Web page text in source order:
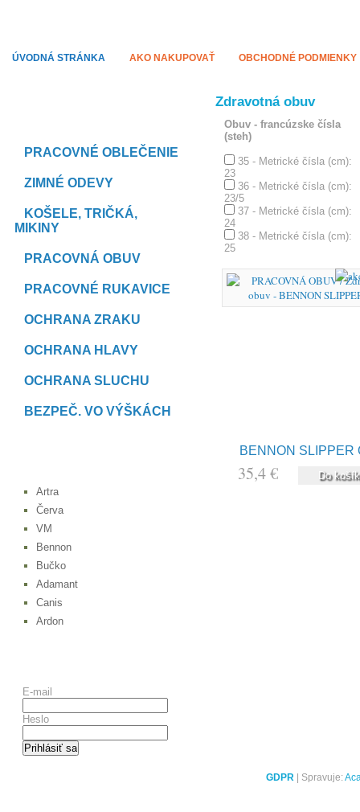
ÚVODNÁ STRÁNKA AKO NAKUPOVAŤ OBCHODNÉ PODMIENKY
PRACOVNÉ OBLEČENIE
ZIMNÉ ODEVY
KOŠELE, TRIČKÁ,
MIKINY
PRACOVNÁ OBUV
PRACOVNÉ RUKAVICE
OCHRANA ZRAKU
OCHRANA HLAVY
OCHRANA SLUCHU
BEZPEČ. VO VÝŠKÁCH
Artra
Červa
VM
Bennon
Bučko
Adamant
Canis
Ardon
E-mail
Heslo
Zdravotná obuv
Obuv - francúzske čísla
(steh)
35 - Metrické čísla (cm):
23
36 - Metrické čísla (cm):
23/5
37 - Metrické čísla (cm):
24
38 - Metrické čísla (cm):
25
BENNON SLIPPER
35,4 € Do
GDPR| Spravuje: